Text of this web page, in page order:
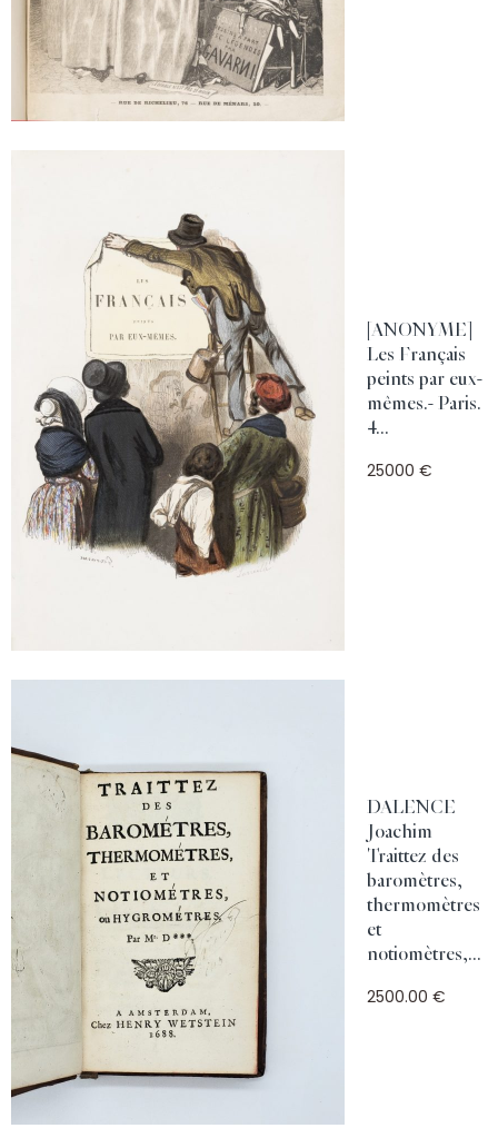
[ANONYME]
Les Français
peints par eux-
mêmes.- Paris.
4...
25000 €
DALENCE
Joachim
Traittez des
baromètres,
thermomètres
et
notiomètres,...
2500.00 €